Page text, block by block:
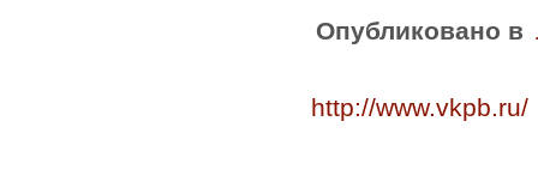
Опубликовано в
http://www.vkpb.ru/